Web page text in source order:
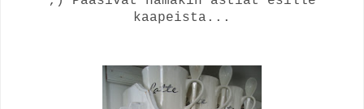
kaapeista...